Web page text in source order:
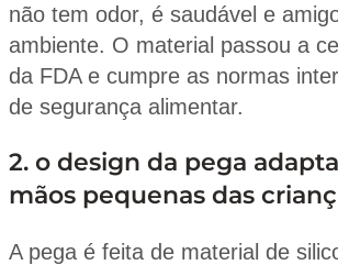
não tem odor, é saudável e
ambiente. O material passou a
da FDA e cumpre as normas
de segurança alimentar.
2. o design da pega
mãos pequenas das
A pega é feita de material de